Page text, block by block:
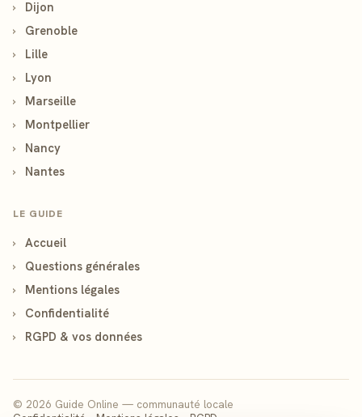
›
Dijon
›
Grenoble
›
Lille
›
Lyon
›
Marseille
›
Montpellier
›
Nancy
›
Nantes
LE GUIDE
›
Accueil
›
Questions générales
›
Mentions légales
›
Confidentialité
›
RGPD & vos données
© 2026 Guide Online — communauté locale